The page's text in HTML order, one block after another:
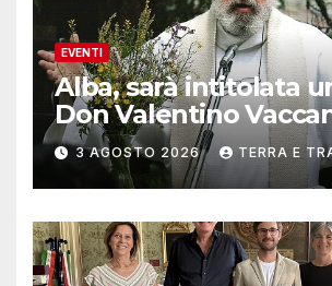
EVENTI
Alba, sarà intitolata
Don Valentino
3 AGOSTO 2026 TERRA E